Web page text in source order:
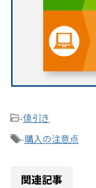
-値引き
-購入の注意点
関連記事